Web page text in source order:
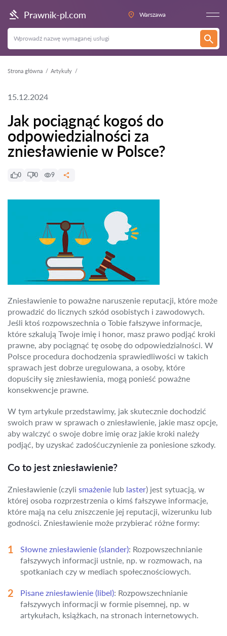
Prawnik-pl.com Warszawa
Strona główna Artykuły
15.12.2024
Jak pociągnąć kogoś do
odpowiedzialności za
zniesławienie w Polsce?
0 0 9
Zniesławienie to poważne naruszenie reputacji, które może
prowadzić do licznych szkód osobistych i zawodowych.
Jeśli ktoś rozpowszechnia o Tobie fałszywe informacje,
które szkalują Twoje imię i honor, masz prawo podjąć kroki
prawne, aby pociągnąć tę osobę do odpowiedzialności. W
Polsce procedura dochodzenia sprawiedliwości w takich
sprawach jest dobrze uregulowana, a osoby, które
dopuściły się zniesławienia, mogą ponieść poważne
konsekwencje prawne.
W tym artykule przedstawimy, jak skutecznie dochodzić
swoich praw w sprawach o zniesławienie, jakie masz opcje,
aby walczyć o swoje dobre imię oraz jakie kroki należy
podjąć, by uzyskać zadośćuczynienie za poniesione szkody.
Co to jest zniesławienie?
Zniesławienie (czyli smażenie lub laster) jest sytuacją, w
której osoba rozprzestrzenia o kimś fałszywe informacje,
które mają na celu zniszczenie jej reputacji, wizerunku lub
godności. Zniesławienie może przybierać różne formy:
Słowne zniesławienie (slander): Rozpowszechnianie
fałszywych informacji ustnie, np. w rozmowach, na
spotkaniach czy w mediach społecznościowych.
Pisane zniesławienie (libel): Rozpowszechnianie
fałszywych informacji w formie pisemnej, np. w
artykułach, książkach, na stronach internetowych.